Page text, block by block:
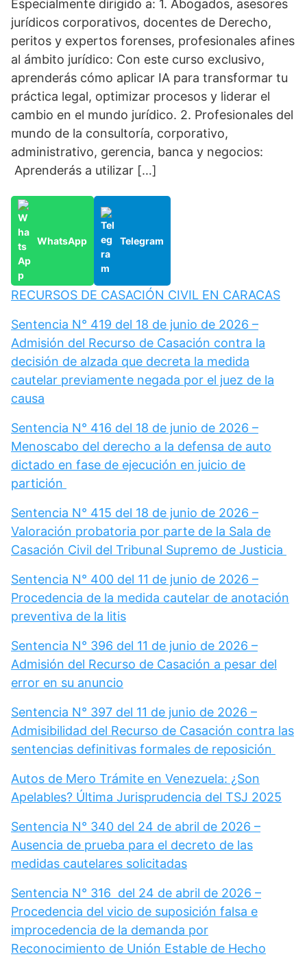
Especialmente dirigido a: 1. Abogados, asesores
jurídicos corporativos, docentes de Derecho,
peritos y expertos forenses, profesionales afines
al ámbito jurídico: Con este curso exclusivo,
aprenderás cómo aplicar IA para transformar tu
práctica legal, optimizar procesos y liderar el
cambio en el mundo jurídico. 2. Profesionales del
mundo de la consultoría, corporativo,
administrativo, gerencia, banca y negocios:
Aprenderás a utilizar […]
WhatsApp Telegram
RECURSOS DE CASACIÓN CIVIL EN CARACAS
Sentencia N° 419 del 18 de junio de 2026 –
Admisión del Recurso de Casación contra la
decisión de alzada que decreta la medida
cautelar previamente negada por el juez de la
causa
Sentencia N° 416 del 18 de junio de 2026 –
Menoscabo del derecho a la defensa de auto
dictado en fase de ejecución en juicio de
partición
Sentencia N° 415 del 18 de junio de 2026 –
Valoración probatoria por parte de la Sala de
Casación Civil del Tribunal Supremo de Justicia
Sentencia N° 400 del 11 de junio de 2026 –
Procedencia de la medida cautelar de anotación
preventiva de la litis
Sentencia N° 396 del 11 de junio de 2026 –
Admisión del Recurso de Casación a pesar del
error en su anuncio
Sentencia N° 397 del 11 de junio de 2026 –
Admisibilidad del Recurso de Casación contra las
sentencias definitivas formales de reposición
Autos de Mero Trámite en Venezuela: ¿Son
Apelables? Última Jurisprudencia del TSJ 2025
Sentencia N° 340 del 24 de abril de 2026 –
Ausencia de prueba para el decreto de las
medidas cautelares solicitadas
Sentencia N° 316 del 24 de abril de 2026 –
Procedencia del vicio de suposición falsa e
improcedencia de la demanda por
Reconocimiento de Unión Estable de Hecho